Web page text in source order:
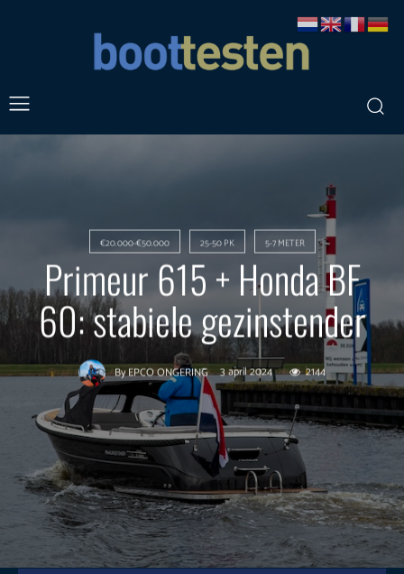
€20.000-€50.000 25-50 PK 5-7 METER
Primeur 615 + Honda BF
60: stabiele gezinstender
ByEPCO ONGERING 3 april 2024 2144